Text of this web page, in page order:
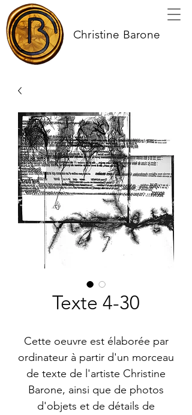
Christine Barone
Texte 4-30
Cette oeuvre est élaborée par
ordinateur à partir d'un morceau
de texte de l'artiste Christine
Barone, ainsi que de photos
d'objets et de détails de